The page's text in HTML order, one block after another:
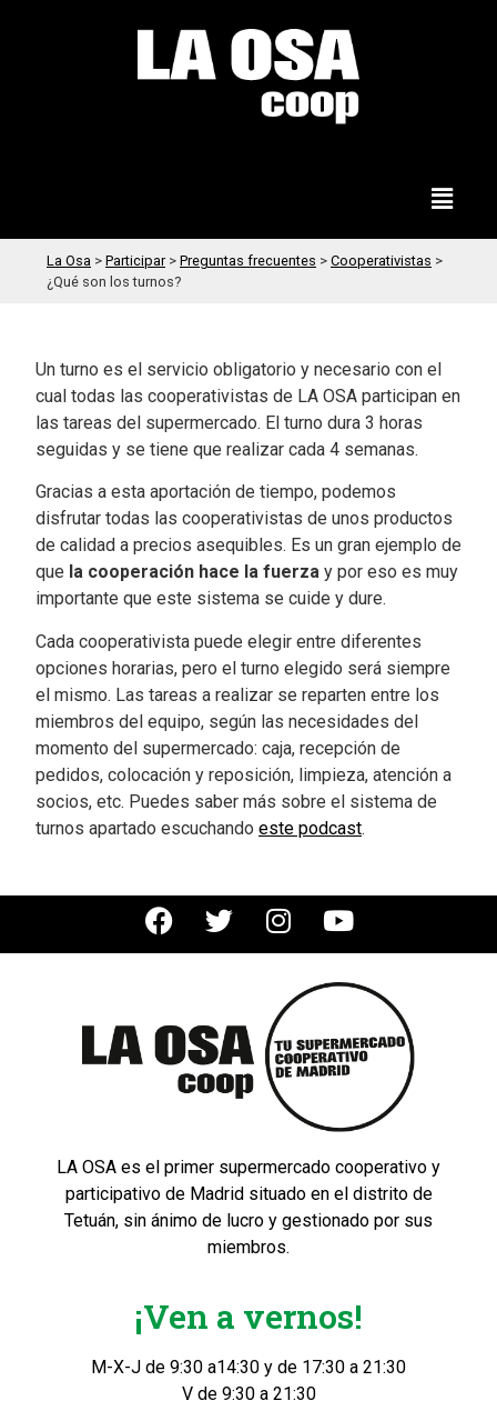
La Osa > Participar> Preguntas frecuentes > Cooperativistas >
¿Qué son los turnos?
Un turno es el servicio obligatorio y necesario con el
cual todas las cooperativistas de LA OSA participan en
las tareas del supermercado. El turno dura 3 horas
seguidas y se tiene que realizar cada 4 semanas.
Gracias a esta aportación de tiempo, podemos
disfrutar todas las cooperativistas de unos productos
de calidad a precios asequibles. Es un gran ejemplo de
que la cooperación hace la fuerza y por eso es muy
importante que este sistema se cuide y dure.
Cada cooperativista puede elegir entre diferentes
opciones horarias, pero el turno elegido será siempre
el mismo. Las tareas a realizar se reparten entre los
miembros del equipo, según las necesidades del
momento del supermercado: caja, recepción de
pedidos, colocación y reposición, limpieza, atención a
socios, etc. Puedes saber más sobre el sistema de
turnos apartado escuchando este podcast.
LA OSA es el primer supermercado cooperativo y
participativo de Madrid situado en el distrito de
Tetuán, sin ánimo de lucro y gestionado por sus
miembros.
¡Ven a vernos!
M-X-J de 9:30 a14:30 y de 17:30 a 21:30
V de 9:30 a 21:30